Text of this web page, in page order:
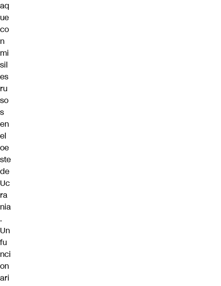
aq
ue
co
n
mi
sil
es
ru
so
s
en
el
oe
ste
de
Uc
ra
nia
.
Un
fu
nci
on
ari